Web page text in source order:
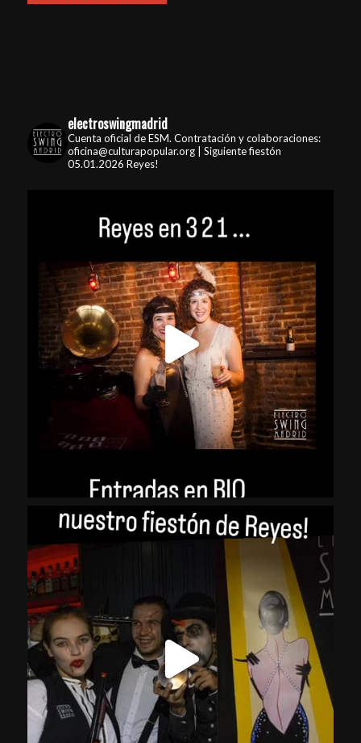
electroswingmadrid
Cuenta oficial de ESM. Contratación y colaboraciones:
oficina@culturapopular.org | Siguiente fiestón
05.01.2026 Reyes!